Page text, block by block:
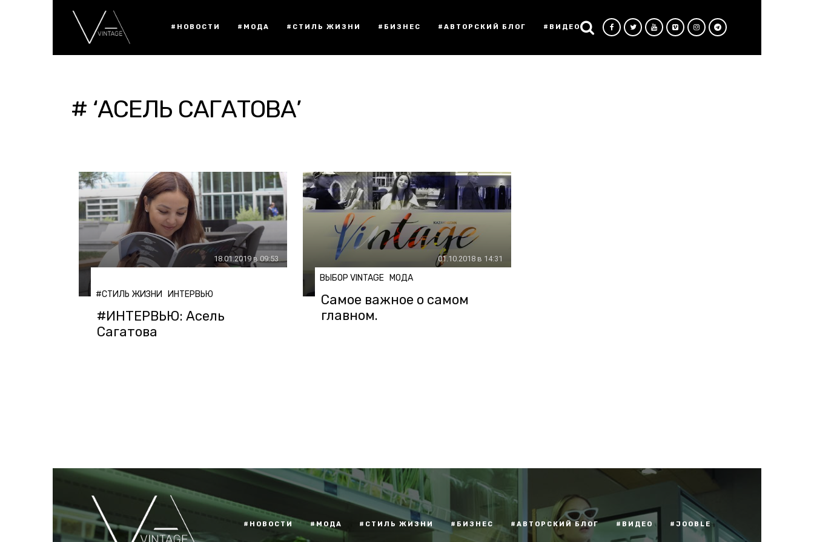
#НОВОСТИ #МОДА #СТИЛЬ ЖИЗНИ #БИЗНЕС #АВТОРСКИЙ БЛОГ #ВИДЕО
# ‘АСЕЛЬ САГАТОВА’
18.01.2019 в 09:53
#СТИЛЬ ЖИЗНИ ИНТЕРВЬЮ
#ИНТЕРВЬЮ: Асель
Сагатова
01.10.2018 в 14:31
ВЫБОР VINTAGE МОДА
Самое важное о самом
главном.
#НОВОСТИ #МОДА #СТИЛЬ ЖИЗНИ #БИЗНЕС #АВТОРСКИЙ БЛОГ #ВИДЕО #JOOBLE